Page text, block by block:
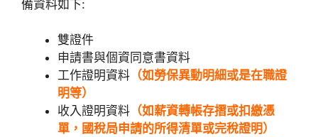
備資料如下:
雙證件
申請書與個資同意書資料
工作證明資料 （如勞保異動明細或是在職證
明等）
收入證明資料 （如薪資轉帳存摺或扣繳憑
單，國稅局申請的所得清單或完稅證明）